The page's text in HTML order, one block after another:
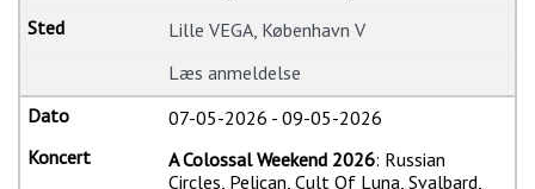
Lille VEGA, København V
Læs anmeldelse
07-05-2026 -09-05-2026
A Colossal Weekend 2026: Russian
Circles, Pelican, Cult Of Luna, Svalbard,